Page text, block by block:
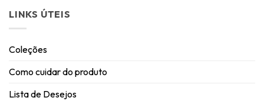
LINKS ÚTEIS
Coleções
Como cuidar do produto
Lista de Desejos